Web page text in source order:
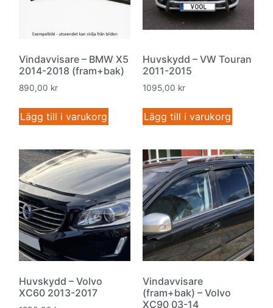
Vindavvisare – BMW X5
2014-2018 (fram+bak)
890,00 kr
Lägg till i varukorg
Huvskydd – VW Touran
2011-2015
1095,00 kr
Lägg till i varukorg
Huvskydd – Volvo
XC60 2013-2017
Vindavvisare
(fram+bak) – Volvo
XC90 03-14